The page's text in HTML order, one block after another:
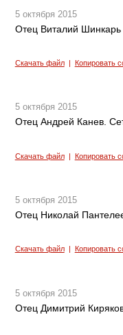
5 октября 2015
Отец Виталий Шинкарь
Скачать файл| Копировать
5 октября 2015
Отец Андрей Канев.
Скачать файл| Копировать
5 октября 2015
Отец Николай
Скачать файл| Копировать
5 октября 2015
Отец Димитрий